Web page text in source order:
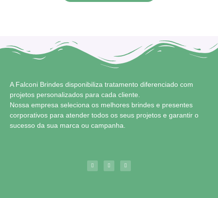
A Falconi Brindes disponibiliza tratamento diferenciado com
projetos personalizados para cada cliente.
Nossa empresa seleciona os melhores brindes e presentes
corporativos para atender todos os seus projetos e garantir o
sucesso da sua marca ou campanha.